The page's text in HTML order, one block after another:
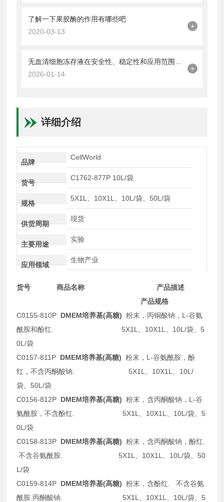
了解一下果胶酶的作用有哪些吧
2020-03-13
+
2026-01-14
+
详细介绍
品牌
CellWorld
货号
C1762-877P 10L/袋
规格
5X1L、10X1L、10L/袋、50L/袋
供货周期
现货
主要用途
实验
应用领域
生物产业
货号 商品名称 产品描述
产品规格
C0155-810P DMEM培养基(高糖) 粉末，丙铜酸钠，L-谷氨
酰胺和酚红. 5X1L、10X1L、10L/袋、5
0L/袋
C0157-811P DMEM培养基(高糖) 粉末，L-谷氨酰胺，酚
红，不含丙酮酸钠. 5X1L、10X1L、10L/
袋、50L/袋
C0156-812P DMEM培养基(高糖) 粉末，含丙酮酸钠，L-谷
氨酰胺，不含酚红. 5X1L、10X1L、10L/袋、5
0L/袋
C0158-813P DMEM培养基(高糖) 粉末，含丙酮酸钠，酚红.
不含谷氨酰胺. 5X1L、10X1L、10L/袋、50
L/袋
C0159-814P DMEM培养基(高糖) 粉末，含酚红. 不含谷氨
酰胺.丙酮酸钠. 5X1L、10X1L、10L/袋、5